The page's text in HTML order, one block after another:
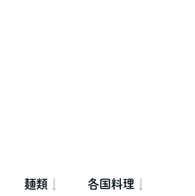
麺類 各国料理